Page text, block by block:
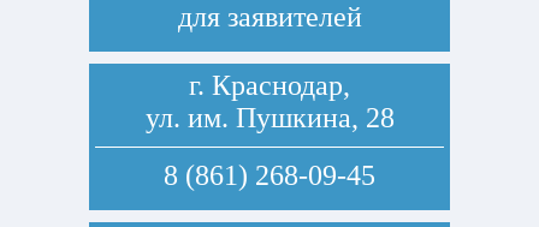
для заявителей
г. Краснодар,
ул. им. Пушкина, 28
8 (861) 268-09-45